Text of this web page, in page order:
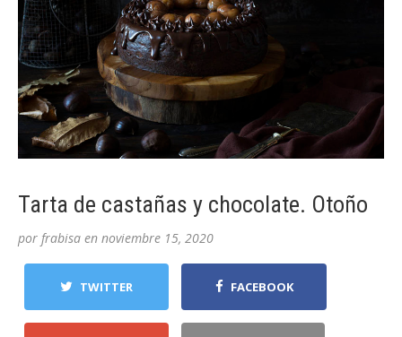
Tarta de castañas y chocolate. Otoño
por frabisa en noviembre 15, 2020
TWITTER FACEBOOK